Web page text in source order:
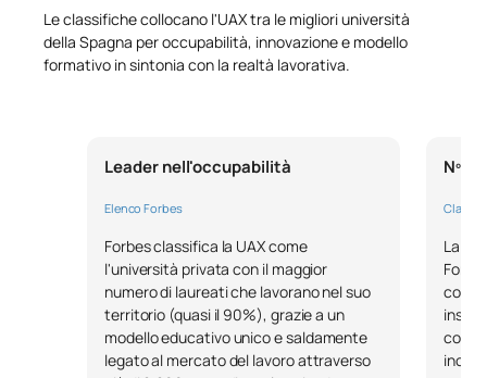
Le classifiche collocano l'UAX tra le migliori università
della Spagna per occupabilità, innovazione e modello
formativo in sintonia con la realtà lavorativa.
Leader nell'occupabilità
Elenco Forbes
Forbes classifica la UAX come
l'università privata con il maggior
numero di laureati che lavorano nel suo
territorio (quasi il 90%), grazie a un
modello educativo unico e saldamente
legato al mercato del lavoro attraverso
Nº1
La
come